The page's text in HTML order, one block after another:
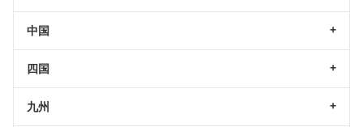
中国
四国
九州